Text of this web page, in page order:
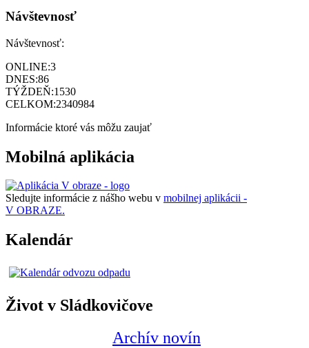
Návštevnosť
Návštevnosť:
ONLINE:3
DNES:86
TÝŽDEŇ:1530
CELKOM:2340984
Informácie ktoré vás môžu zaujať
Mobilná aplikácia
Sledujte informácie z nášho webu v mobilnej aplikácii -
V OBRAZE.
Kalendár
Život v Sládkovičove
Archív novín